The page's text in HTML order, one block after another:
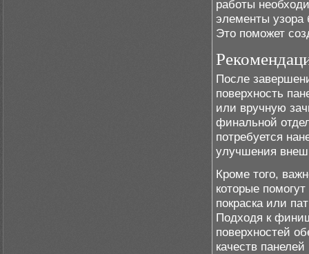
работы
элементы узора
Это поможет
После
поверхность
или вручную
финальной
потребуется
улучшения
Кроме того,
которые
покраска или
Подходя к
поверхностей
качеств